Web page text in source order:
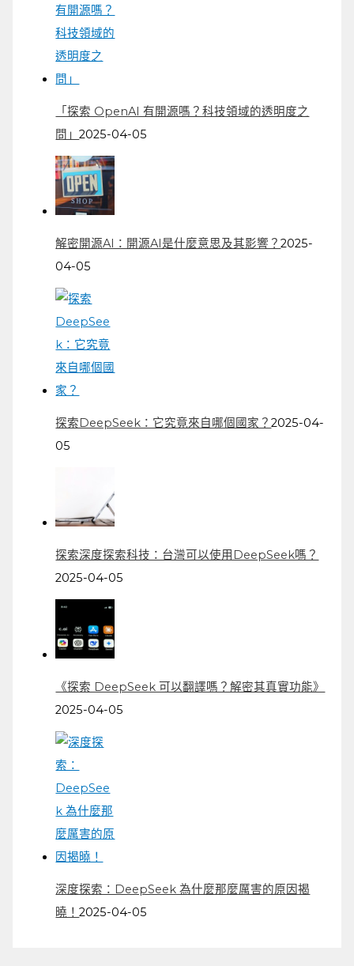
「探索 OpenAI 有開源嗎？科技領域的透明度之
問」2025-04-05
解密開源AI：開源AI是什麼意思及其影響？2025-
04-05
探索DeepSeek：它究竟來自哪個國家？2025-04-
05
探索深度探索科技：台灣可以使用DeepSeek嗎？
2025-04-05
《探索 DeepSeek 可以翻譯嗎？解密其真實功能》
2025-04-05
深度探索：DeepSeek 為什麼那麼厲害的原因揭
曉！2025-04-05